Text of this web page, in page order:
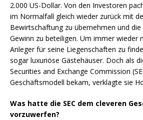
2.000 US-Dollar. Von den Investoren
im Normalfall gleich wieder zurück mit
Bewirtschaftung zu übernehmen und
Gewinn zu beteiligen. Um immer wieder
Anleger für seine Liegenschaften zu
sogar luxuriöse Gästehäuser. Doch als
Securities and Exchange Commission
Geschäftsmodell bekam, verklagte sie
Was hatte die SEC dem cleveren
vorzuwerfen?